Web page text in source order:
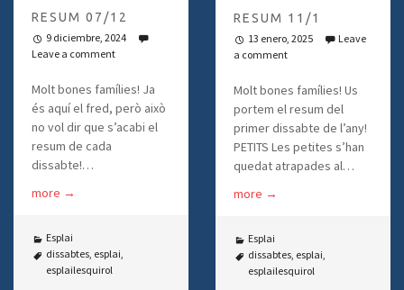
RESUM 11/1
13 enero, 2025
Leave
a comment
Molt bones famílies! Us
portem el resum del
primer dissabte de l’any!
PETITS Les petites s’han
quedat atrapades al…
more →
Esplai
dissabtes esplai
esplailesquirol
RESUM 07/12
9 diciembre, 2024
Leave a comment
Molt bones famílies! Ja
és aquí el fred, però això
no vol dir que s’acabi el
resum de cada
dissabte!…
more →
Esplai
dissabtes, esplai,
esplailesquirol